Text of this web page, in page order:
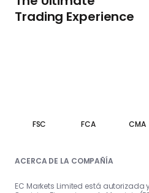
Trading Experience
FSC FCA CMA
ACERCA DE LA COMPAÑÍA
EC Markets Limited está